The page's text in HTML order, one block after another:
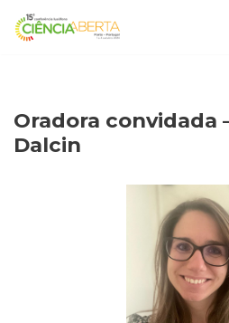
conteúdo
Oradora convidada
Dalcin